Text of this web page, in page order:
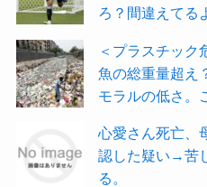
ろ？間違えてる
＜プラスチック
魚の総重量超え
モラルの低さ。
心愛さん死亡
認した疑い→苦
る。